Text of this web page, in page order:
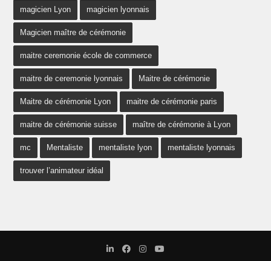
magicien Lyon magicien lyonnais
Magicien maître de cérémonie
maitre ceremonie école de commerce
maitre de ceremonie lyonnais Maitre de cérémonie
Maitre de cérémonie Lyon maitre de cérémonie paris
maitre de cérémonie suisse maître de cérémonie à Lyon
mc Mentaliste mentaliste lyon mentaliste lyonnais
trouver l’animateur idéal